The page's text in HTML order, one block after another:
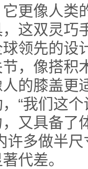
更像人类
这双灵巧
领先的设
，像搭积
的膝盖更
“我们这
又具备了
许多做半
代差。